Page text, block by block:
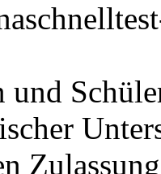
und